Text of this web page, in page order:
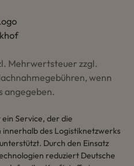
Mehrwertsteuer zzgl.
wenn
angegeben.
Service, der die
des Logistiknetzwerks
Durch den Einsatz
reduziert Deutsche